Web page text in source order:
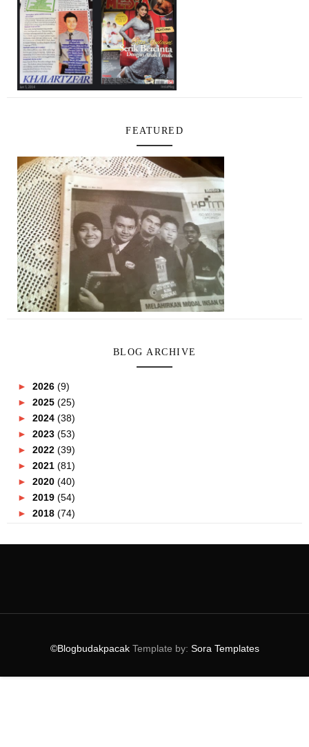
FEATURED
BLOG ARCHIVE
► 2026 (9)
► 2025 (25)
► 2024 (38)
► 2023 (53)
► 2022 (39)
► 2021 (81)
► 2020 (40)
► 2019 (54)
► 2018 (74)
►2016(115)
August(10)
©Blogbudakpacak Template by: Sora Templates